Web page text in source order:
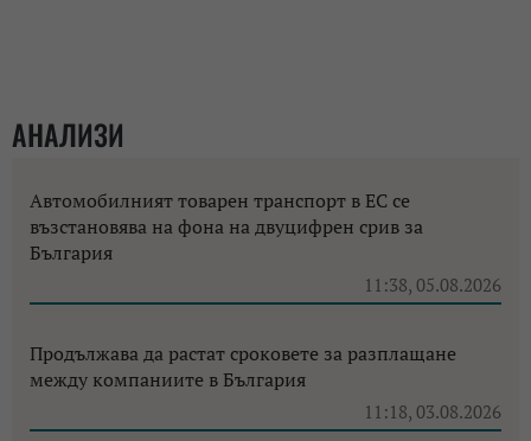
АНАЛИЗИ
Автомобилният товарен транспорт в ЕС се
възстановява на фона на двуцифрен срив за
България
11:38, 05.08.2026
Продължава да растат сроковете за разплащане
между компаниите в България
11:18, 03.08.2026